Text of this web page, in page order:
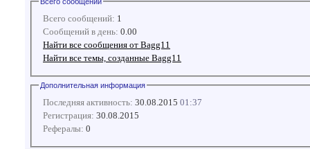
Всего сообщений: 1
Сообщений в день: 0.00
Найти все сообщения от Bagg11
Найти все темы, созданные Bagg11
Дополнительная информация
Последняя активность: 30.08.2015 01:37
Регистрация: 30.08.2015
Рефералы: 0